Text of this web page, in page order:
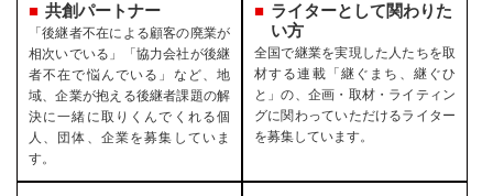
共創パートナー
「後継者不在による顧客の廃業が
相次いでいる」「協力会社が後継
者不在で悩んでいる」など、地
域、企業が抱える後継者課題の解
決に一緒に取りくんでくれる個
人、団体、企業を募集していま
す。
ライターとして関わりた
い方
全国で継業を実現した人たちを取
材する連載「継ぐまち、継ぐひ
と」の、企画・取材・ライティン
グに関わっていただけるライター
を募集しています。